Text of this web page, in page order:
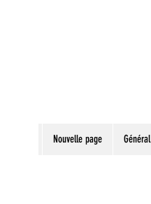
Nouvelle page Général